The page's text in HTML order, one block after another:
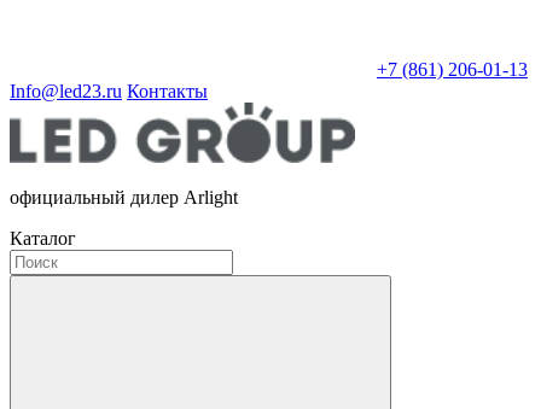
+7 (861) 206-01-13
Info@led23.ru Контакты
официальный дилер Arlight
Каталог